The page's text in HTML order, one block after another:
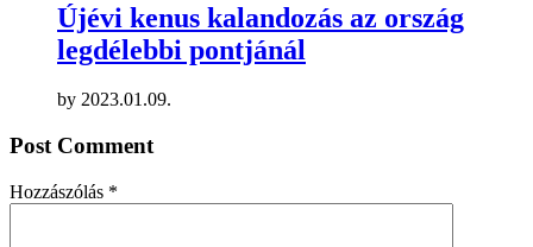
Újévi kenus kalandozás az ország
legdélebbi pontjánál
by 2023.01.09.
Post Comment
Hozzászólás *